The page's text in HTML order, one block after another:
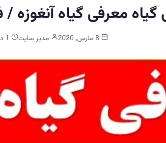
معرفی گیاه آنغوزه
8 مارس, 2020 مدیر سایت